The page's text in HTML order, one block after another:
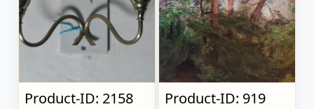
Product-ID: 2158
Product-ID: 919